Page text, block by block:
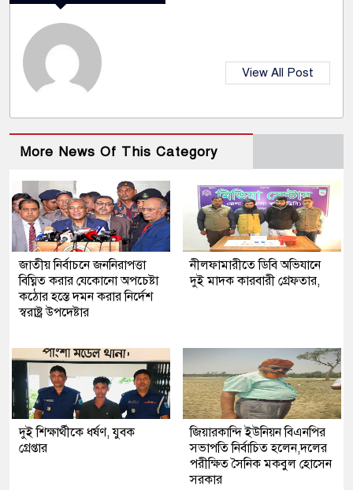
View All Post
More News Of This Category
জাতীয় নির্বাচনে জননিরাপত্তা
বিঘ্নিত করার যেকোনো অপচেষ্টা
কঠোর হস্তে দমন করার নির্দেশ
স্বরাষ্ট্র উপদেষ্টার
নীলফামারীতে ডিবি অভিযানে
দুই মাদক কারবারী গ্রেফতার,
দুই শিক্ষার্থীকে ধর্ষণ, যুবক
গ্রেপ্তার
জিয়ারকান্দি ইউনিয়ন বিএনপির
সভাপতি নির্বাচিত হলেন,দলের
পরীক্ষিত সৈনিক মকবুল হোসেন
সরকার